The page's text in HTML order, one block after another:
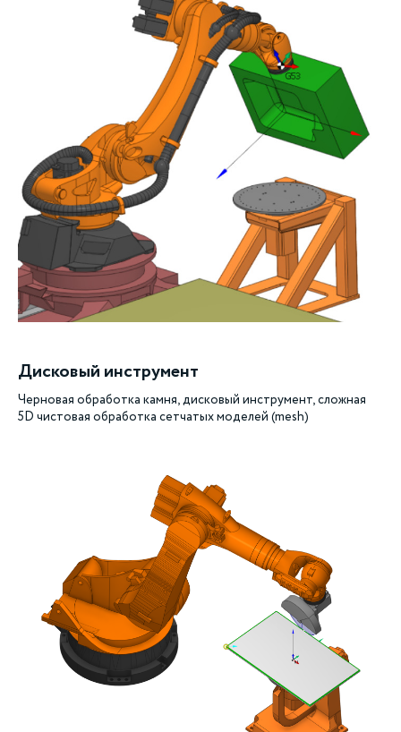
Дисковый инструмент
Черновая обработка камня, дисковый инструмент, сложная
5D чистовая обработка сетчатых моделей (mesh)